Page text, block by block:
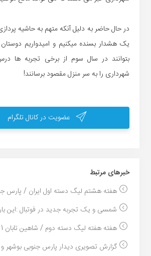
در حال حاضر به دلیل آنکه متهم به حاشیه
یک هشدار بسنده میکنیم و امیدواریم
بتوانند در سال سوم از برخی تجربه ها
شهرداری را به سر منزل مقصود برسانند!
عضویت در کانال تلگرام
خبر‌های مرتبط
هفته هشتم لیگ دسته اول ایران / پارس جنوبی
شمسی و یک تجربه جدید در فوتبال :این
هفته هفته لیگ دسته دوم / شاهین تابان 1 شهدای رزک...
گزارش تصویری دیدار پارس جنوبی بوشهر و